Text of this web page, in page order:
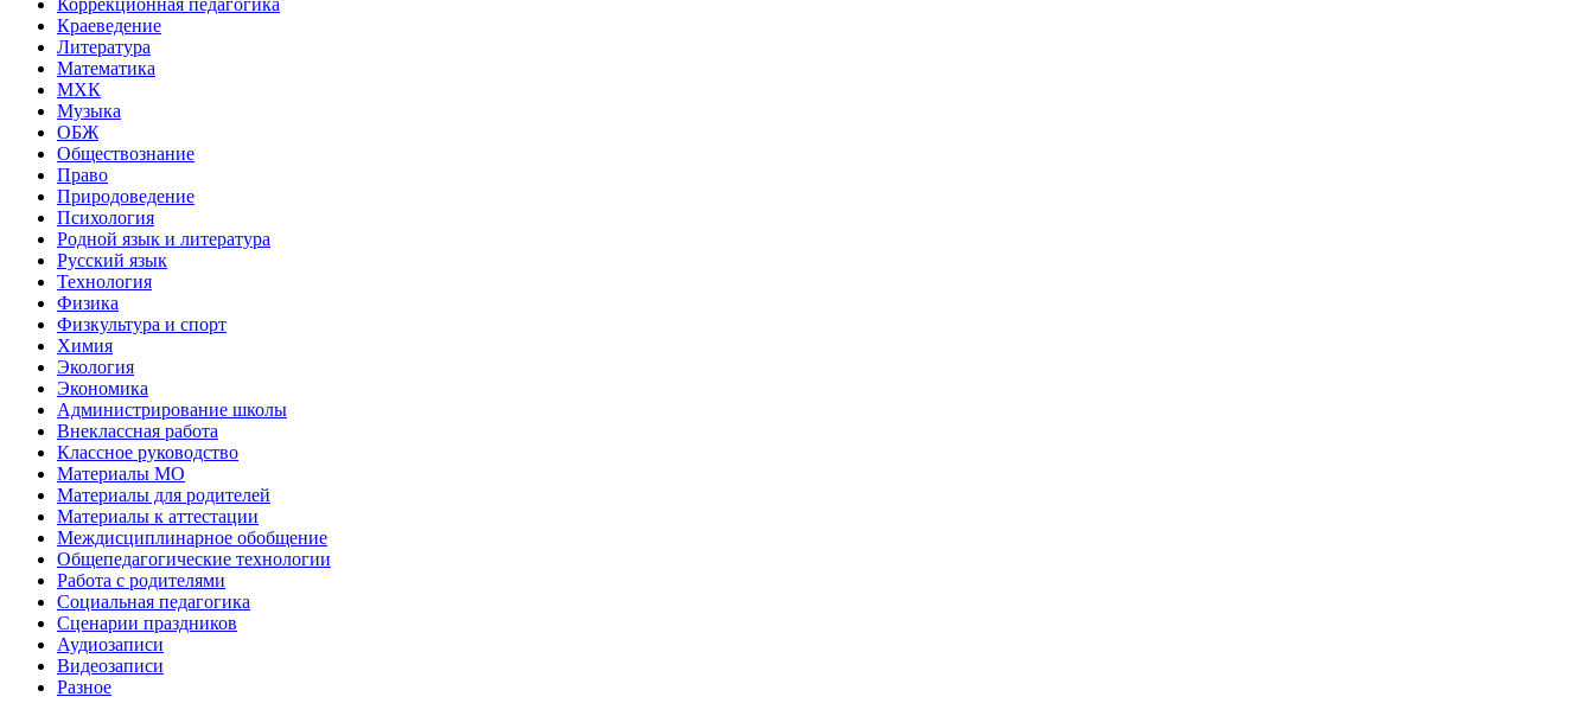
Краеведение
Литература
Математика
МХК
Музыка
ОБЖ
Обществознание
Право
Природоведение
Психология
Родной язык и литература
Русский язык
Технология
Физика
Физкультура и спорт
Химия
Экология
Экономика
Администрирование школы
Внеклассная работа
Классное руководство
Материалы МО
Материалы для родителей
Материалы к аттестации
Междисциплинарное обобщение
Общепедагогические технологии
Работа с родителями
Социальная педагогика
Сценарии праздников
Аудиозаписи
Видеозаписи
Разное